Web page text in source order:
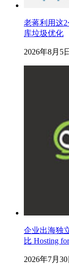
老蒋利用这2
库垃圾优化
2026年8月5日
企业出海独
比 Hosting
2026年7月30